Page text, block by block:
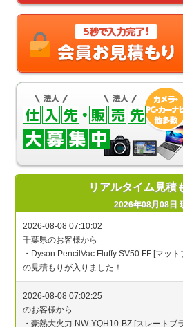
リアルタイム見積
2026年08月08日